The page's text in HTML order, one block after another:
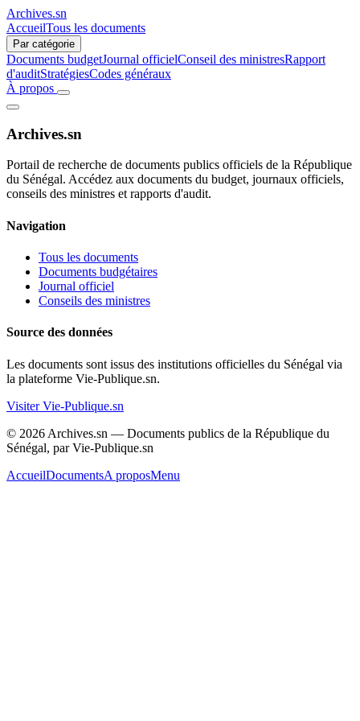
Archives.sn
AccueilTous les documents
Par catégorie
Documents budgetJournal officielConseil des ministresRapport
d'auditStratégiesCodes généraux
À propos
Archives.sn
Portail de recherche de documents publics officiels de la République
du Sénégal. Accédez aux documents du budget, journaux officiels,
conseils des ministres et rapports d'audit.
Navigation
Tous les documents
Documents budgétaires
Journal officiel
Conseils des ministres
Source des données
Les documents sont issus des institutions officielles du Sénégal via
la plateforme Vie-Publique.sn.
Visiter Vie-Publique.sn
© 2026 Archives.sn — Documents publics de la République du
Sénégal, par Vie-Publique.sn
AccueilDocumentsA proposMenu